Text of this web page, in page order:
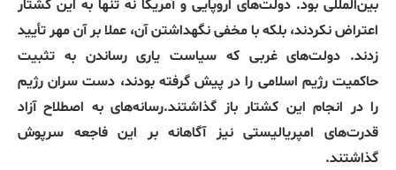
بین‌المللی بود. دولت‌های اروپایی و آمریکا نه تنها به این کشتار
اعتراض نکردند، بلکه با مخفی نگهداشتن آن، عملا بر آن مهر تأیید
زدند. دولت‌های غربی که سیاست یاری رساندن به تثبیت
حاکمیت رژیم اسلامی را در پیش گرفته بودند، دست سران رژیم
را در انجام این کشتار باز گذاشتند.رسانه‌های به اصطلاح آزاد
قدرت‌های امپریالیستی نیز آگاهانه بر این فاجعه سرپوش
گذاشتند.